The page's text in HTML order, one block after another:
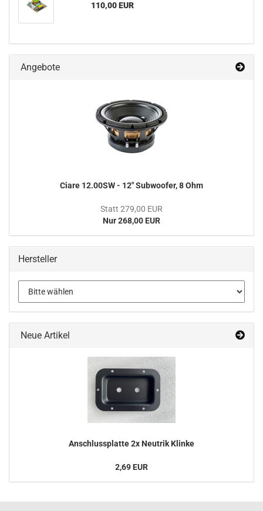
110,00 EUR
Angebote
Ciare 12.00SW - 12" Subwoofer, 8 Ohm
Statt 279,00 EUR
Nur 268,00 EUR
Hersteller
Neue Artikel
Anschlussplatte 2x Neutrik Klinke
2,69 EUR